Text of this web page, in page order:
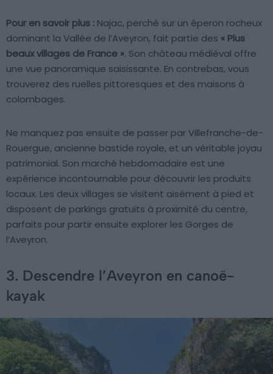
Pour en savoir plus : Najac, perché sur un éperon rocheux
dominant la Vallée de l’Aveyron, fait partie des « Plus
beaux villages de France ». Son château médiéval offre
une vue panoramique saisissante. En contrebas, vous
trouverez des ruelles pittoresques et des maisons à
colombages.
Ne manquez pas ensuite de passer par Villefranche-de-
Rouergue, ancienne bastide royale, et un véritable joyau
patrimonial. Son marché hebdomadaire est une
expérience incontournable pour découvrir les produits
locaux. Les deux villages se visitent aisément à pied et
disposent de parkings gratuits à proximité du centre,
parfaits pour partir ensuite explorer les Gorges de
l’Aveyron.
3. Descendre l’Aveyron en canoë-
kayak